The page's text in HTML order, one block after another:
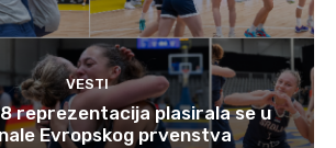
VESTI
reprezentacija plasirala se u
Evropskog prvenstva